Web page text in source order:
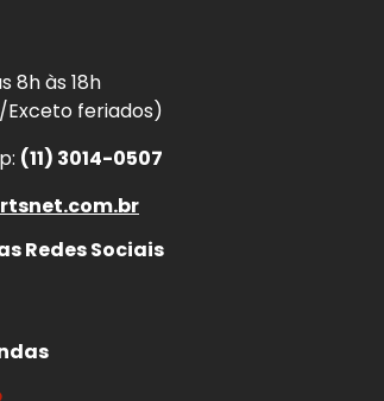
8h às 18h
Exceto feriados)
(11) 3014-0507
Redes Sociais